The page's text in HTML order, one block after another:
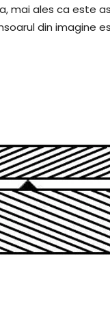
mai ales ca este
din imagine